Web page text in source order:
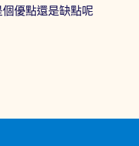
優點還是缺點呢